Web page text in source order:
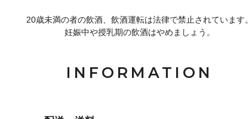
20歳未満の者の飲酒、飲酒運転は法律で禁止されています。
妊娠中や授乳期の飲酒はやめましょう。
INFORMATION